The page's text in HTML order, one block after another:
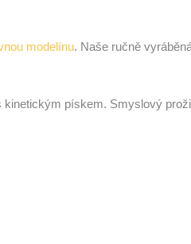
modelínu. Naše ručně
pískem. Smyslový